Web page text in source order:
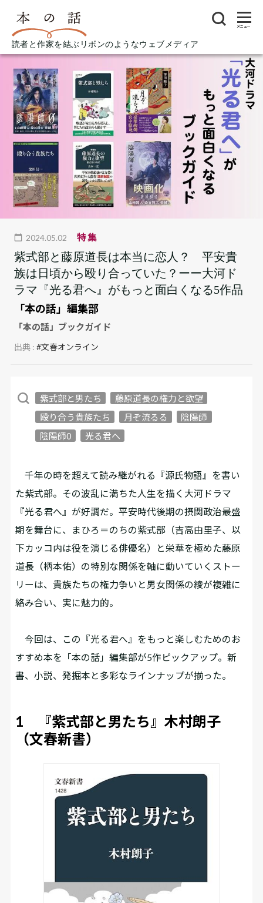
読者と作家を結ぶリボンのようなウェブメディア
メニュー
2024.05.02 特集
紫式部と藤原道長は本当に恋人？ 平安貴
族は日頃から殴り合っていた？ーー大河ド
ラマ『光る君へ』がもっと面白くなる5作品
「本の話」編集部
「本の話」ブックガイド
出典 :#文春オンライン
紫式部と男たち
藤原道長の権力と欲望
殴り合う貴族たち
月ぞ流るる
陰陽師
陰陽師0
光る君へ
千年の時を超えて読み継がれる『源氏物語』を書い
た紫式部。その波乱に満ちた人生を描く大河ドラマ
『光る君へ』が好調だ。平安時代後期の摂関政治最盛
期を舞台に、まひろ＝のちの紫式部（吉高由里子、以
下カッコ内は役を演じる俳優名）と栄華を極めた藤原
道長（柄本佑）の特別な関係を軸に動いていくストー
リーは、貴族たちの権力争いと男女関係の綾が複雑に
絡み合い、実に魅力的。
今回は、この『光る君へ』をもっと楽しむためのお
すすめ本を「本の話」編集部が5作ピックアップ。新
書、小説、発掘本と多彩なラインナップが揃った。
1 『紫式部と男たち』木村朗子
（文春新書）